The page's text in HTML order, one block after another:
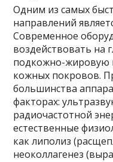
Одним из самых
направлений
Современное
воздействовать на
подкожно-жировую
кожных покровов.
большинства
факторах:
радиочастотной
естественные
как липолиз
неоколлагенез